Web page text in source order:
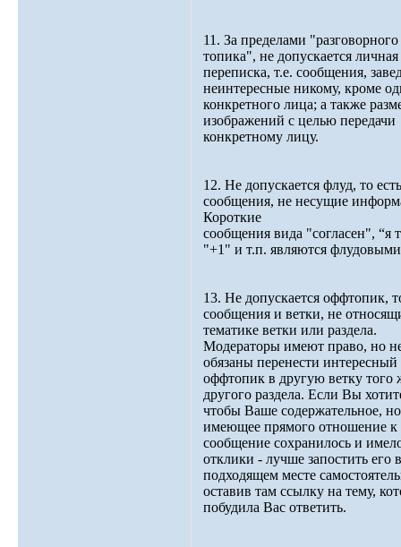
11. За пределами "разговорного
топика", не допускается личная
переписка, т.е. сообщения,
неинтересные никому, кроме
конкретного лица; а также
изображений с целью передачи
конкретному лицу.
12. Не допускается флуд, то есть
сообщения, не несущие
Короткие
сообщения вида "согласен", “я
"+1" и т.п. являются
13. Не допускается оффтопик,
сообщения и ветки, не
тематике ветки или раздела.
Модераторы имеют право, но
обязаны перенести интересный
оффтопик в другую ветку того
другого раздела. Если Вы
чтобы Ваше содержательное,
имеющее прямого отношение к
сообщение сохранилось и
отклики - лучше запостить его
подходящем месте
оставив там ссылку на тему,
побудила Вас ответить.